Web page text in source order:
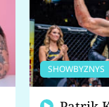
SHOWBYZNYS